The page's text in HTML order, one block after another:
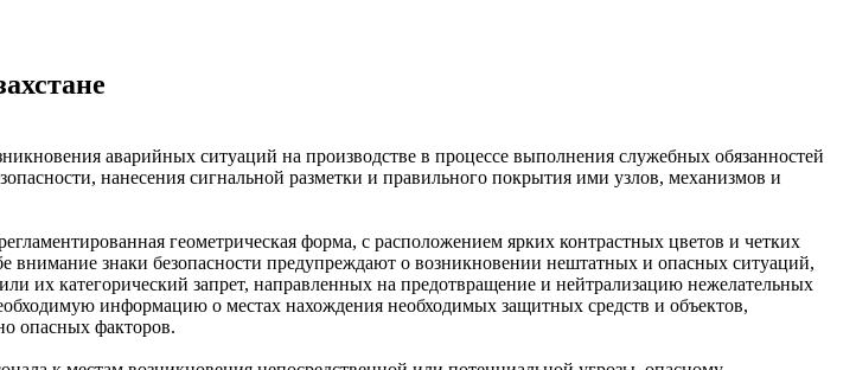
аварийных ситуаций на производстве в процессе выполнения служебных обязанностей
нанесения сигнальной разметки и правильного покрытия ими узлов, механизмов и
геометрическая форма, с расположением ярких контрастных цветов и четких
знаки безопасности предупреждают о возникновении нештатных и опасных ситуаций,
их категорический запрет, направленных на предотвращение и нейтрализацию нежелательных
информацию о местах нахождения необходимых защитных средств и объектов,
опасных факторов.